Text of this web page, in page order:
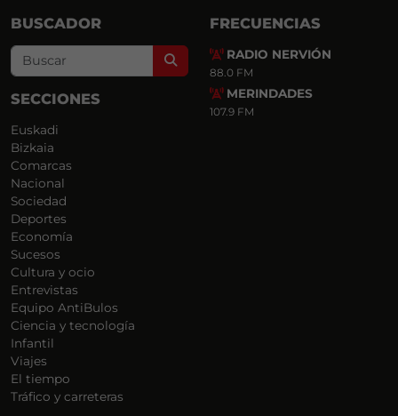
BUSCADOR
Search
SECCIONES
Euskadi
Bizkaia
Comarcas
Nacional
Sociedad
Deportes
Economía
Sucesos
Cultura y ocio
Entrevistas
Equipo AntiBulos
Ciencia y tecnología
Infantil
Viajes
El tiempo
Tráfico y carreteras
FRECUENCIAS
RADIO NERVIÓN
88.0 FM
MERINDADES
107.9 FM